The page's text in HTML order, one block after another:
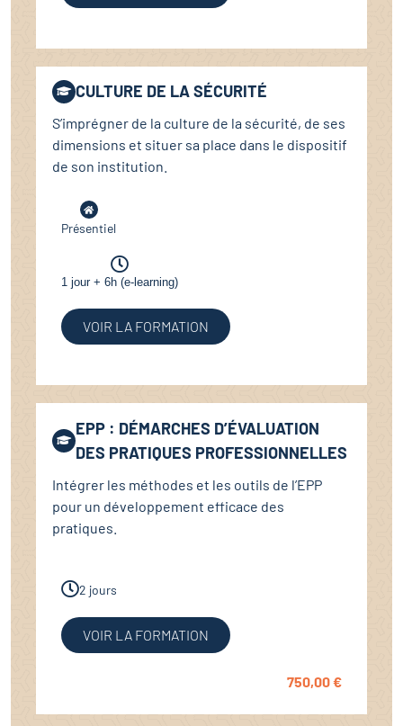
CULTURE DE LA SÉCURITÉ
S’imprégner de la culture de la sécurité, de ses
dimensions et situer sa place dans le dispositif
de son institution.
Présentiel
1 jour + 6h (e-learning)
VOIR LA FORMATION
EPP : DÉMARCHES D’ÉVALUATION
DES PRATIQUES PROFESSIONNELLES
Intégrer les méthodes et les outils de l’EPP
pour un développement efficace des
pratiques.
2 jours
VOIR LA FORMATION
750,00€